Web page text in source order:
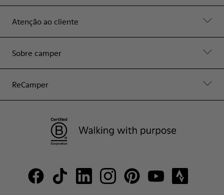
Atenção ao cliente
Sobre camper
ReCamper